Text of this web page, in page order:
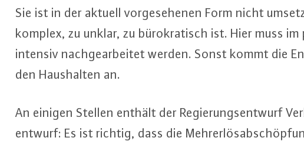
Sie ist in der aktuell vor­ge­se­he­nen Form nicht
komplex, zu unklar, zu bü­ro­kra­tisch ist. Hier muss
intensiv nach­ge­ar­bei­tet werden. Sonst kommt die
den Haus­hal­ten an.
An einigen Stellen enthält der Re­gie­rungs­ent­wurf
ent­wurf: Es ist richtig, dass die